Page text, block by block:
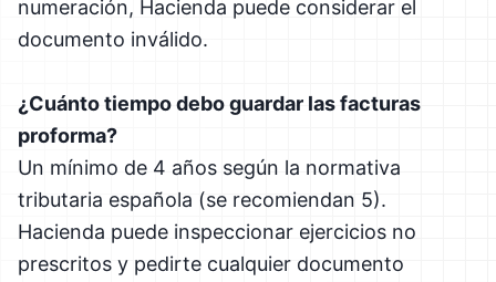
numeración, Hacienda puede considerar el
documento inválido.
¿Cuánto tiempo debo guardar las facturas
proforma?
Un mínimo de 4 años según la normativa
tributaria española (se recomiendan 5).
Hacienda puede inspeccionar ejercicios no
prescritos y pedirte cualquier documento